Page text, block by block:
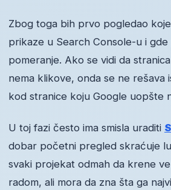
Zbog toga bih prvo pogledao
prikaze u Search Console-u i
pomeranje. Ako se vidi da
nema klikove, onda se ne rešava
kod stranice koju Google uopšte
U toj fazi često ima smisla uraditi
dobar početni pregled skraćuje
svaki projekat odmah da krene
radom, ali mora da zna šta ga